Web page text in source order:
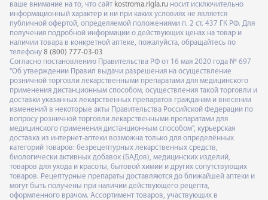
ваше внимание на то, что сайт kostroma.rigla.ru носит исключительно
информационный характер и ни при каких условиях не является
публичной офертой, определяемой положениями п. 2 ст. 437 ГК РФ. Для
получения подробной информации о действующих ценах на товар и
наличии товара в конкретной аптеке, пожалуйста, обращайтесь по
телефону 8 (800) 777-03-03
Согласно постановлению Правительства РФ от 16 мая 2020 года № 697
"Об утверждении Правил выдачи разрешения на осуществление
розничной торговли лекарственными препаратами для медицинского
применения дистанционным способом, осуществления такой торговли и
доставки указанных лекарственных препаратов гражданам и внесении
изменений в некоторые акты Правительства Российской Федерации по
вопросу розничной торговли лекарственными препаратами для
медицинского применения дистанционным способом", курьерская
доставка из интернет-аптеки возможна только для определённых
категорий товаров: безрецептурных лекарственных средств,
биологически активных добавок (БАДов), медицинских изделий,
товаров для ухода и красоты, бытовой химии и других сопутствующих
товаров. Рецептурные препараты доставляются до ближайшей аптеки и
могут быть получены при наличии действующего рецепта,
оформленного врачом. Ассортимент товаров, участвующих в